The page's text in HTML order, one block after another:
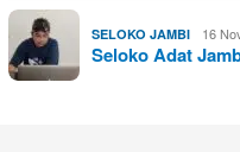
SELOKO JAMBI 16
Seloko Adat